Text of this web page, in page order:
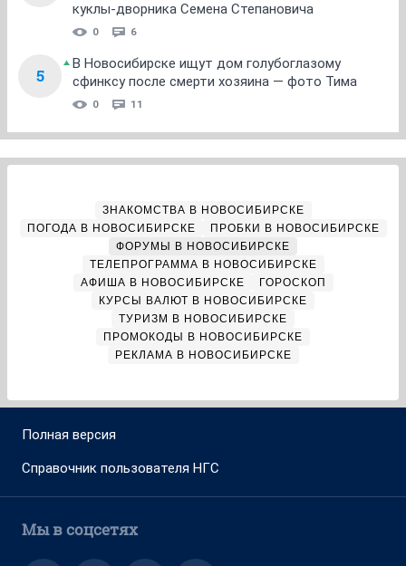
куклы-дворника Семена Степановича
0 6
5
В Новосибирске ищут дом голубоглазому
сфинксу после смерти хозяина — фото Тима
0 11
ЗНАКОМСТВА В НОВОСИБИРСКЕ
ПОГОДА В НОВОСИБИРСКЕ
ПРОБКИ В НОВОСИБИРСКЕ
ФОРУМЫ В НОВОСИБИРСКЕ
ТЕЛЕПРОГРАММА В НОВОСИБИРСКЕ
АФИША В НОВОСИБИРСКЕ
ГОРОСКОП
КУРСЫ ВАЛЮТ В НОВОСИБИРСКЕ
ТУРИЗМ В НОВОСИБИРСКЕ
ПРОМОКОДЫ В НОВОСИБИРСКЕ
РЕКЛАМА В НОВОСИБИРСКЕ
Полная версия
Справочник пользователя НГС
Мы в соцсетях